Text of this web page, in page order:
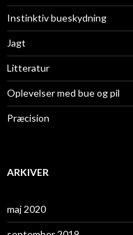
Instinktiv bueskydning
Jagt
Litteratur
Oplevelser med bue og pil
Præcision
ARKIVER
maj 2020